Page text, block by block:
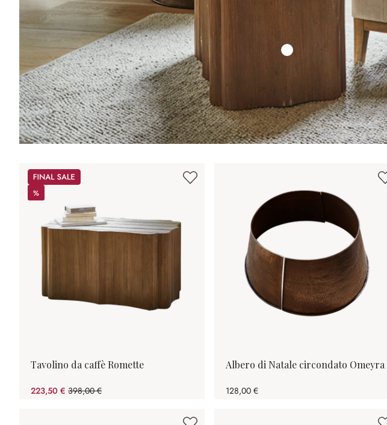
Sale
%
%
Tavolino da caffè Romette
223,50 € 398,00 €
(risparmio 43.84%)
Albero di Natale circondato Omeyra
128,00 €